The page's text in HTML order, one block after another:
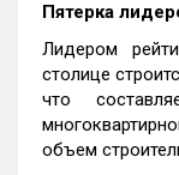
Пятерка
Лидером
столице
что
объем